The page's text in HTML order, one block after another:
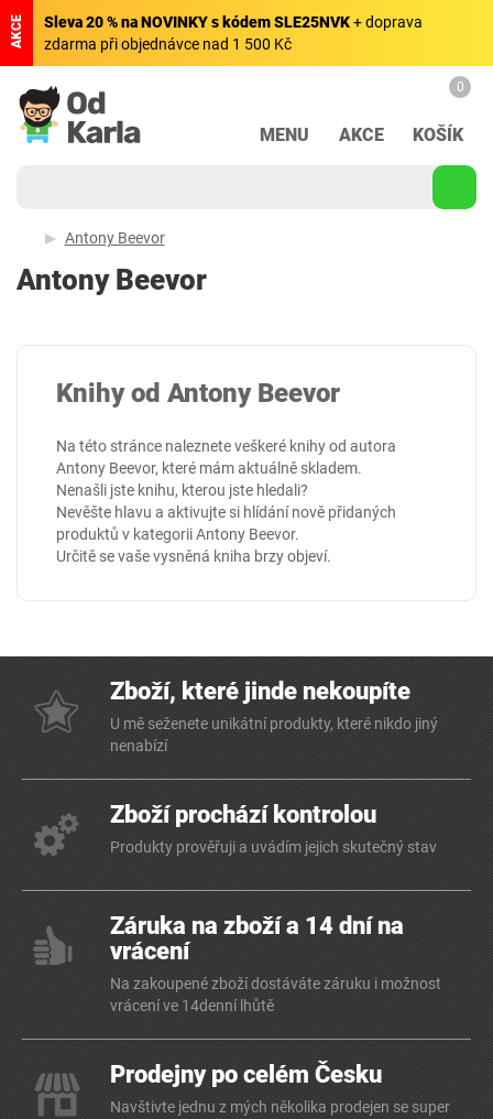
AKCE Sleva 20 % na NOVINKY s kódem SLE25NVK+ doprava
zdarma při objednávce nad 1 500 Kč
MENU AKCE
0
KOŠÍK
Antony Beevor
Antony Beevor
Knihy od Antony Beevor
Na této stránce naleznete veškeré knihy od autora
Antony Beevor, které mám aktuálně skladem.
Nenašli jste knihu, kterou jste hledali?
Nevěšte hlavu a aktivujte si hlídání nově přidaných
produktů v kategoriiAntony Beevor.
Určitě se vaše vysněná kniha brzy objeví.
Zboží, které jinde nekoupíte
U mě seženete unikátní produkty, které nikdo jiný
nenabízí
Zboží prochází kontrolou
Produkty prověřuji a uvádím jejich skutečný stav
Záruka na zboží a 14 dní na
vrácení
Na zakoupené zboží dostáváte záruku i možnost
vrácení ve 14denní lhůtě
Prodejny po celém Česku
Navštivte jednu z mých několika prodejen se super